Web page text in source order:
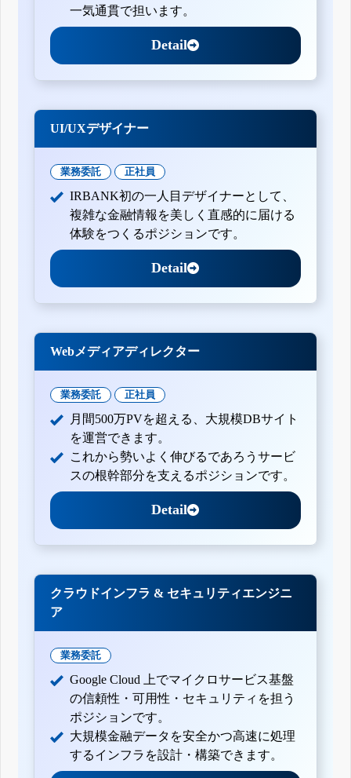
一気通貫で担います。
Detail
UI/UXデザイナー
業務委託 正社員
IRBANK初の一人目デザイナーとして、
複雑な金融情報を美しく直感的に届ける
体験をつくるポジションです。
Detail
Webメディアディレクター
業務委託 正社員
月間500万PVを超える、大規模DBサイト
を運営できます。
これから勢いよく伸びるであろうサービ
スの根幹部分を支えるポジションです。
Detail
クラウドインフラ & セキュリティエンジニ
ア
業務委託
Google Cloud 上でマイクロサービス基盤
の信頼性・可用性・セキュリティを担う
ポジションです。
大規模金融データを安全かつ高速に処理
するインフラを設計・構築できます。